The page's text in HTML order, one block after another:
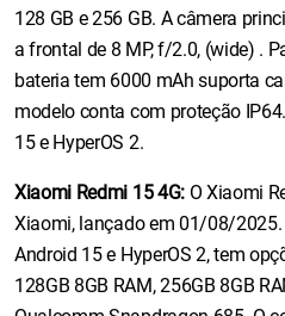
128 GB e 256 GB. A câmera
a frontal de 8 MP, f/2.0, (wide) .
bateria tem 6000 mAh suporta
modelo conta com proteção
15 e HyperOS 2.
Xiaomi Redmi 15 4G:O Xiaomi
Xiaomi, lançado em 01/08/
Android 15 e HyperOS 2, tem
128GB 8GB RAM, 256GB 8GB